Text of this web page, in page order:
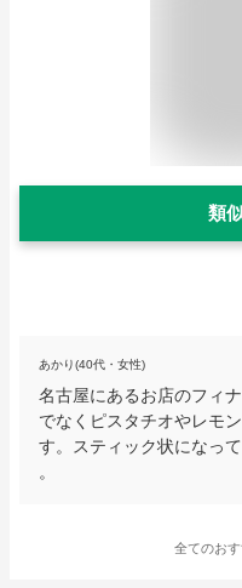
類
あかり(40代・女性)
名古屋にあるお店のフィ
でなくピスタチオやレモ
す。スティック状になっ
。
全てのおす